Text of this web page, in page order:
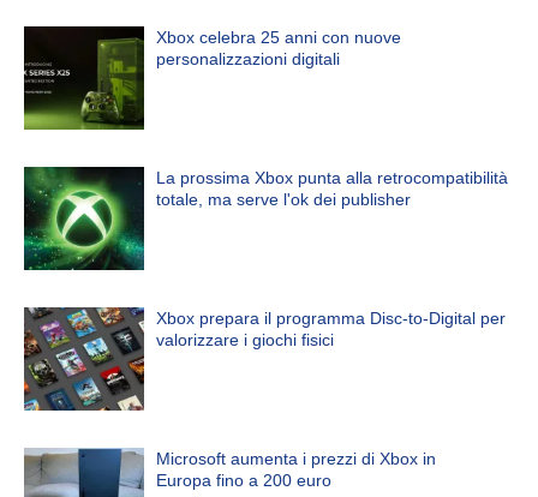
Xbox celebra 25 anni con nuove
personalizzazioni digitali
La prossima Xbox punta alla retrocompatibilità
totale, ma serve l'ok dei publisher
Xbox prepara il programma Disc-to-Digital per
valorizzare i giochi fisici
Microsoft aumenta i prezzi di Xbox in
Europa fino a 200 euro